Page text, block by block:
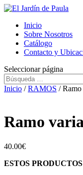
Inicio
Sobre Nosotros
Catálogo
Contacto y
Seleccionar página
Inicio /RAMOS /
Ramo
40.00€
ESTOS